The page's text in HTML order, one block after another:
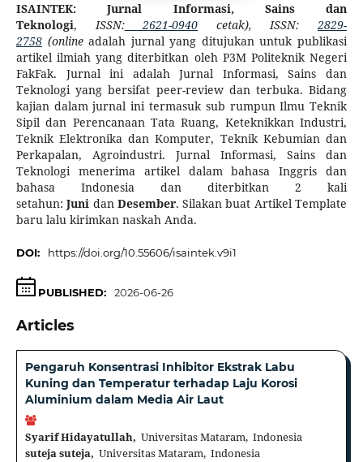
ISAINTEK: Jurnal Informasi, Sains dan
Teknologi,ISSN:2621-0940 cetak), ISSN:2829-
2758(onlineadalah jurnal yang ditujukan untuk publikasi
artikel ilmiah yang diterbitkan oleh P3M Politeknik Negeri
FakFak. Jurnal ini adalah Jurnal Informasi, Sains dan
Teknologi yang bersifat peer-review dan terbuka. Bidang
kajian dalam jurnal ini termasuk sub rumpun Ilmu Teknik
Sipil dan Perencanaan Tata Ruang, Keteknikkan Industri,
Teknik Elektronika dan Komputer, Teknik Kebumian dan
Perkapalan, Agroindustri. Jurnal Informasi, Sains dan
Teknologi menerima artikel dalam bahasa Inggris dan
bahasa Indonesia dan diterbitkan 2 kali
setahun:Juni dan Desember. Silakan buat Artikel Template
baru lalu kirimkan naskah Anda.
DOI: https://doi.org/10.55606/isaintek.v9i1
PUBLISHED: 2026-06-26
Articles
Pengaruh Konsentrasi Inhibitor Ekstrak Labu
Kuning dan Temperatur terhadap Laju Korosi
Aluminium dalam Media Air Laut
Syarif Hidayatullah, Universitas Mataram, Indonesia
suteja suteja, Universitas Mataram, Indonesia